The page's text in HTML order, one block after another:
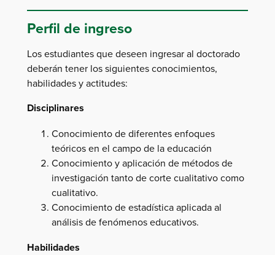
Perfil de ingreso
Los estudiantes que deseen ingresar al doctorado
deberán tener los siguientes conocimientos,
habilidades y actitudes:
Disciplinares
Conocimiento de diferentes enfoques
teóricos en el campo de la educación
Conocimiento y aplicación de métodos de
investigación tanto de corte cualitativo como
cualitativo.
Conocimiento de estadística aplicada al
análisis de fenómenos educativos.
Habilidades